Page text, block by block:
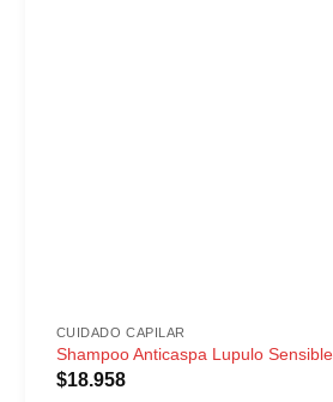
CUIDADO CAPILAR
Shampoo Anticaspa Lupulo
$18.958